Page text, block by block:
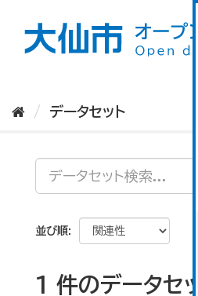
データセット
並び順
1 件のデータセ